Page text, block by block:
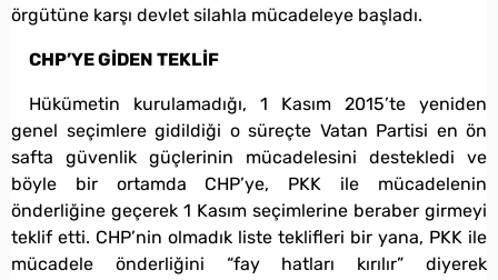
örgütüne karşı devlet silahla mücadeleye başladı.
CHP’YE GİDEN TEKLİF
Hükümetin kurulamadığı, 1 Kasım 2015’te yeniden
genel seçimlere gidildiği o süreçte Vatan Partisi en ön
safta güvenlik güçlerinin mücadelesini destekledi ve
böyle bir ortamda CHP’ye, PKK ile mücadelenin
önderliğine geçerek 1 Kasım seçimlerine beraber girmeyi
teklif etti. CHP’nin olmadık liste teklifleri bir yana, PKK ile
mücadele önderliğini “fay hatları kırılır” diyerek